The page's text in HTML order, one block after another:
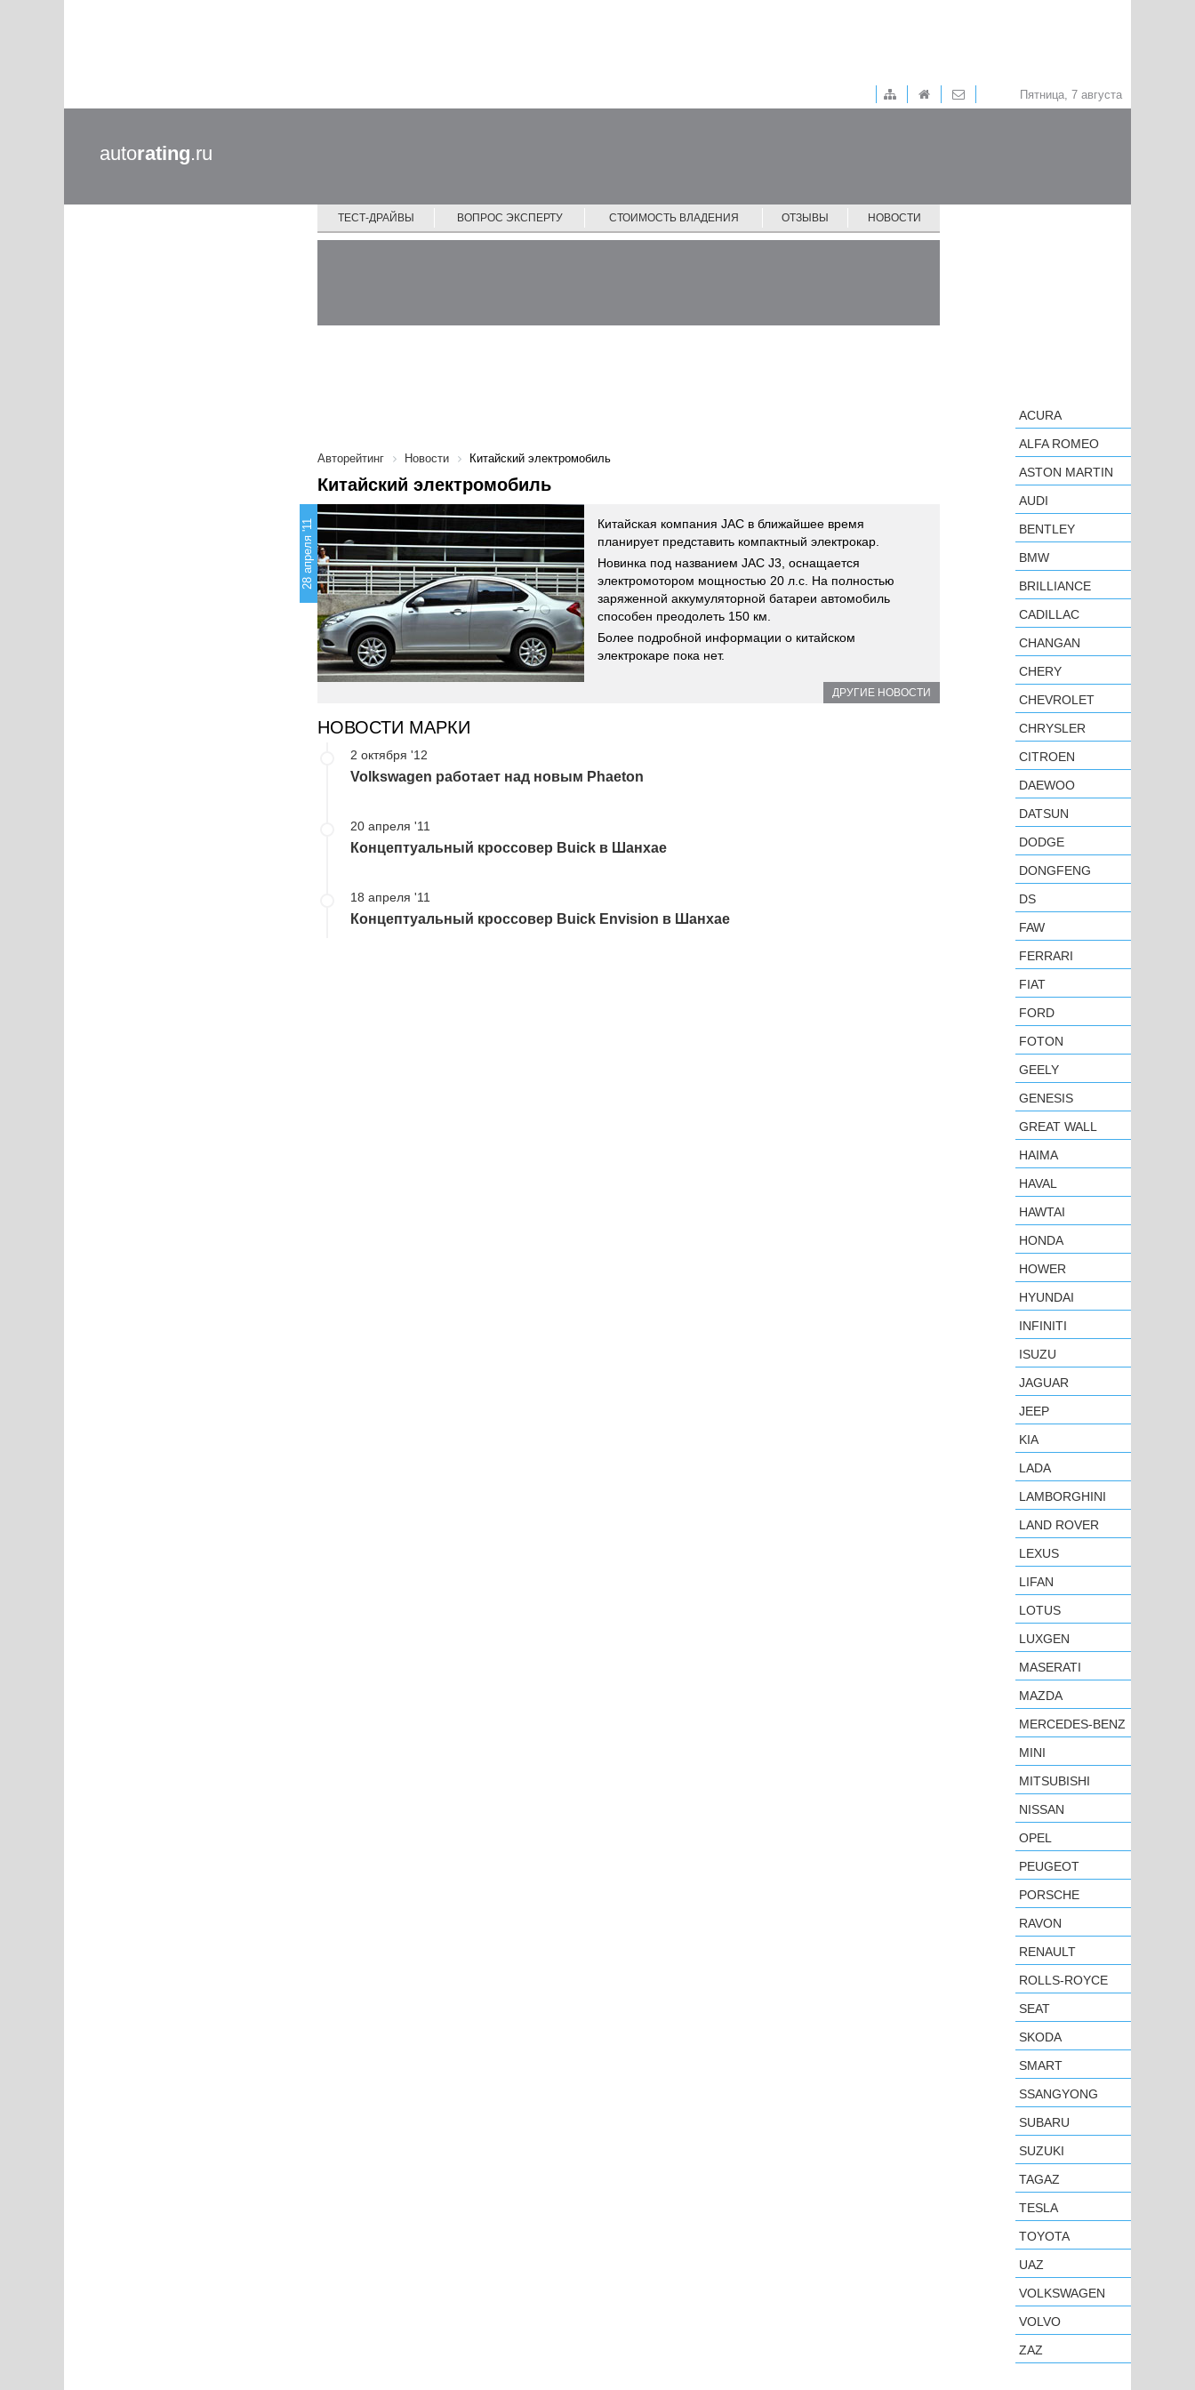
Пятница, 7 августа
autorating.ru
ТЕСТ-ДРАЙВЫ ВОПРОС ЭКСПЕРТУ СТОИМОСТЬ ВЛАДЕНИЯ ОТЗЫВЫ НОВОСТИ
Авторейтинг Новости Китайский электромобиль
Китайский электромобиль
28 апреля '11
Китайская компания JAC в ближайшее время
планирует представить компактный электрокар.
Новинка под названием JAC J3, оснащается
электромотором мощностью 20 л.с. На полностью
заряженной аккумуляторной батареи автомобиль
способен преодолеть 150 км.
Более подробной информации о китайском
электрокаре пока нет.
ДРУГИЕ НОВОСТИ
НОВОСТИ МАРКИ
2 октября '12
Volkswagen работает над новым Phaeton
20 апреля '11
Концептуальный кроссовер Buick в Шанхае
18 апреля '11
Концептуальный кроссовер Buick Envision в Шанхае
ACURA
ALFA ROMEO
ASTON MARTIN
AUDI
BENTLEY
BMW
BRILLIANCE
CADILLAC
CHANGAN
CHERY
CHEVROLET
CHRYSLER
CITROEN
DAEWOO
DATSUN
DODGE
DONGFENG
DS
FAW
FERRARI
FIAT
FORD
FOTON
GEELY
GENESIS
GREAT WALL
HAIMA
HAVAL
HAWTAI
HONDA
HOWER
HYUNDAI
INFINITI
ISUZU
JAGUAR
JEEP
KIA
LADA
LAMBORGHINI
LAND ROVER
LEXUS
LIFAN
LOTUS
LUXGEN
MASERATI
MAZDA
MERCEDES-BENZ
MINI
MITSUBISHI
NISSAN
OPEL
PEUGEOT
PORSCHE
RAVON
RENAULT
ROLLS-ROYCE
SEAT
SKODA
SMART
SSANGYONG
SUBARU
SUZUKI
TAGAZ
TESLA
TOYOTA
UAZ
VOLKSWAGEN
VOLVO
ZAZ